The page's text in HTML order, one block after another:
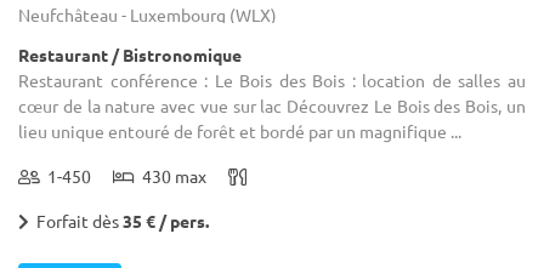
Neufchâteau - Luxembourg (WLX)
Restaurant / Bistronomique
Restaurant conférence : Le Bois des Bois : location de salles au
cœur de la nature avec vue sur lac Découvrez Le Bois des Bois, un
lieu unique entouré de forêt et bordé par un magnifique ...
1-450 430 max
Forfait dès35 € / pers.